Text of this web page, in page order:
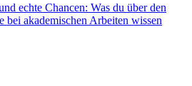
echte Chancen: Was du über den
bei akademischen Arbeiten wissen